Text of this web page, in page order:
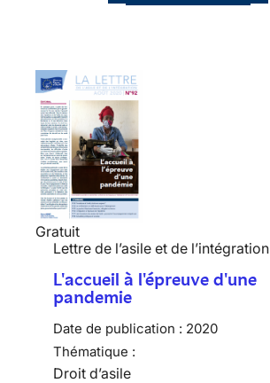
Gratuit
Lettre de l’asile et de l’intégration
L'accueil à l'épreuve d'une
pandemie
Date de publication : 2020
Thématique :
Droit d’asile